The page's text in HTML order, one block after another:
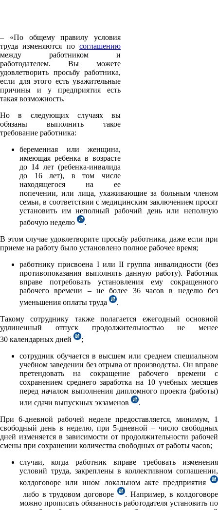
– «По общему правилу условия
труда изменяются по соглашению
между работником и
работодателем. Вы можете
удовлетворить просьбу работника,
если для этого есть уважительные
причины и у предприятия есть
такая возможность.
Но в следующих случаях вы
обязаны выполнить такое
требование работника:
беременная или женщина,
имеющая ребенка в возрасте
до 14 лет (ребенка-инвалида
до 16 лет), в том числе
находящегося на ее
попечении, или лица, ухаживающие за больным членом
семьи, в соответствии с медицинским заключением просят
установить им неполный рабочий день или неполную
рабочую неделю
.
В этом случае удовлетворите просьбу работника, даже если при
приеме на работу было установлено полное рабочее время;
работнику присвоена I или II группа инвалидности (без
противопоказания выполнять данную работу). Работник
вправе потребовать установления ему сокращенного
рабочего времени – не более 36 часов в неделю без
уменьшения оплаты труда
.
Такому сотруднику также полагается ежегодный основной
удлиненный отпуск продолжительностью не менее
30 календарных дней
;
сотрудник обучается в высшем или среднем специальном
учебном заведении без отрыва от производства. Он вправе
претендовать на сокращение рабочего времени с
сохранением среднего заработка на 10 учебных месяцев
перед началом выполнения дипломного проекта (работы)
или сдачи выпускных экзаменов
.
При 6-дневной рабочей неделе предоставляется, минимум, 1
свободный день в неделю, при 5-дневной – число свободных
дней изменяется в зависимости от продолжительности рабочей
смены при сохранении количества свободных от работы часов;
случаи, когда работник вправе требовать изменения
условий труда, закреплены в коллективном соглашении,
колдоговоре или ином локальном акте предприятия
либо в трудовом договоре
. Например, в колдоговоре
можно прописать обязанность работодателя установить по